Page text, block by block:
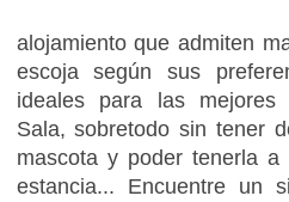
alojamiento que admiten
escoja según sus
ideales para las
Sala, sobretodo sin tener
mascota y poder tenerla
estancia... Encuentre un